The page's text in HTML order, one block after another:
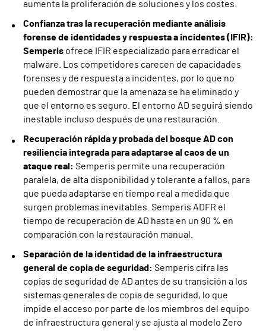
aumenta la proliferación de soluciones y los costes.
Confianza tras la recuperación mediante análisis
forense de identidades y respuesta a incidentes (IFIR):
Semperis ofrece IFIR especializado para erradicar el
malware. Los competidores carecen de capacidades
forenses y de respuesta a incidentes, por lo que no
pueden demostrar que la amenaza se ha eliminado y
que el entorno es seguro. El entorno AD seguirá siendo
inestable incluso después de una restauración.
Recuperación rápida y probada del bosque AD con
resiliencia integrada para adaptarse al caos de un
ataque real: Semperis permite una recuperación
paralela, de alta disponibilidad y tolerante a fallos, para
que pueda adaptarse en tiempo real a medida que
surgen problemas inevitables. Semperis ADFR el
tiempo de recuperación de AD hasta en un 90 % en
comparación con la restauración manual.
Separación de la identidad de la infraestructura
general de copia de seguridad: Semperis cifra las
copias de seguridad de AD antes de su transición a los
sistemas generales de copia de seguridad, lo que
impide el acceso por parte de los miembros del equipo
de infraestructura general y se ajusta al modelo Zero